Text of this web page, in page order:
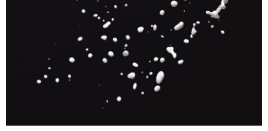
ЖИВОТ И СТИЛ
БИЗНИС